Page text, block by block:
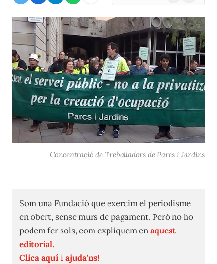
Concentració de Treballadors de Parcs i Jardins
Som una Fundació que exercim el periodisme
en obert, sense murs de pagament. Però no ho
podem fer sols, com expliquem enaquest
editorial.
Clica aquí i ajuda'ns!